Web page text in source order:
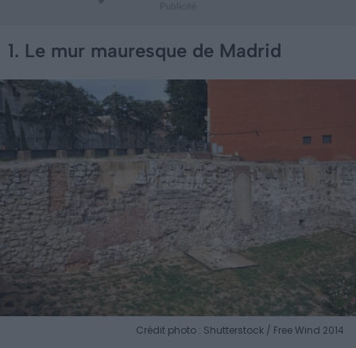
1. Le mur mauresque de Madrid
Crédit photo : Shutterstock / Free Wind 2014